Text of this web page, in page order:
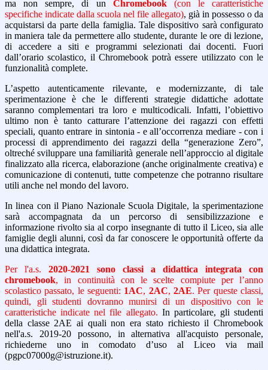
ma non sempre, di un Chromebook(con le caratteristiche
specifiche indicate dalla scuola nel file allegato), già in possesso o da
acquistarsi da parte della famiglia. Tale dispositivo sarà configurato
in maniera tale da permettere allo studente, durante le ore di lezione,
di accedere a siti e programmi selezionati dai docenti. Fuori
dall’orario scolastico, il Chromebook potrà essere utilizzato con le
funzionalità complete.
L’aspetto autenticamente rilevante, e modernizzante, di tale
sperimentazione è che le differenti strategie didattiche adottate
saranno complementari tra loro e multicodicali. Infatti, l’obiettivo
ultimo non è tanto catturare l’attenzione dei ragazzi con effetti
speciali, quanto entrare in sintonia - e all’occorrenza mediare - con i
processi di apprendimento dei ragazzi della “generazione Zero”,
oltreché sviluppare una familiarità generale nell’approccio al digitale
finalizzato alla ricerca, elaborazione (anche originalmente creativa) e
comunicazione di contenuti, tutte competenze che potranno risultare
utili anche nel mondo del lavoro.
In linea con il Piano Nazionale Scuola Digitale, la sperimentazione
sarà accompagnata da un percorso di sensibilizzazione e
informazione rivolto sia al corpo insegnante di tutto il Liceo, sia alle
famiglie degli alunni, così da far conoscere le opportunità offerte da
una didattica integrata.
Per l'a.s. 2020-2021 sono classi a didattica integrata con
chromebook, in continuità con le scelte compiute per l’anno
scolastico passato, le seguenti: 1AC, 2AC,2AE. Per queste classi,
quindi, gli studenti dovranno munirsi di un dispositivo con le
caratteristiche indicate nel file allegato. In particolare, gli studenti
della classe 2AE ai quali non era stato richiesto il Chromebook
nell'a.s. 2019-20 possono, in alternativa all'acquisto personale,
richiederne uno in comodato d’uso al Liceo via mail
(pgpc07000g@istruzione.it).